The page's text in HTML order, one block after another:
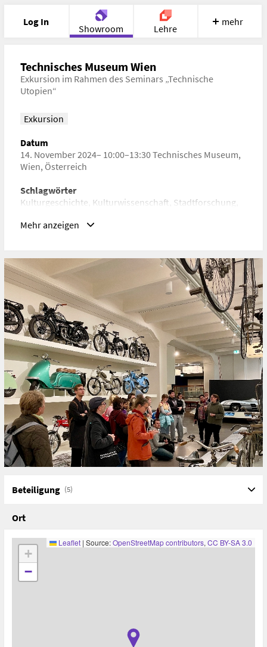
Log In
Showroom Lehre
Portfolio Image
mehr
Technisches Museum Wien
Exkursion im Rahmen des Seminars „Technische
Utopien“
Exkursion
Datum
14. November 2024– 10:00–13:30 Technisches Museum,
Wien, Österreich
Schlagwörter
Kulturgeschichte, Kulturwissenschaft, Stadtforschung,
Mehr anzeigen
Beteiligung (5)
Ort
+
−
Leaflet | Source:OpenStreetMap contributors, CC BY-SA 3.0